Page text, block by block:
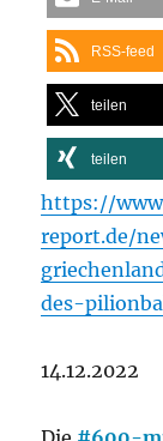
RSS-feed
teilen
teilen
https://
report.de/
des-
14.12.2022